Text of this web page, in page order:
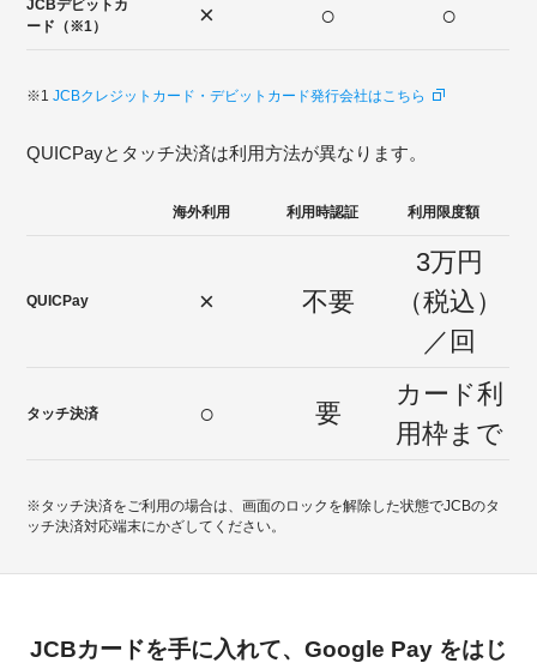
JCBデビットカ
ード（※1）
× ○ ○
※1JCBクレジットカード・デビットカード発行会社はこちら
QUICPayとタッチ決済は利用方法が異なります。
海外利用 利用時認証 利用限度額
QUICPay × 不要
3万円
（税込）
／回
タッチ決済 ○ 要
カード利
用枠まで
※タッチ決済をご利用の場合は、画面のロックを解除した状態でJCBのタ
ッチ決済対応端末にかざしてください。
JCBカードを手に入れて、Google Pay をはじ